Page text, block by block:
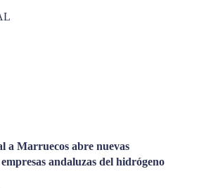
a Marruecos abre nuevas
andaluzas del hidrógeno